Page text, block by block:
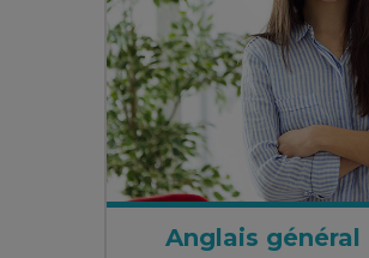
Anglais général